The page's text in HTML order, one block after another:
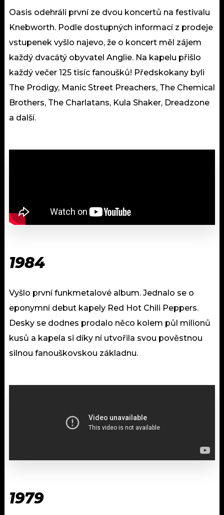
Oasis odehráli první ze dvou koncertů na festivalu
Knebworth. Podle dostupných informací z prodeje
vstupenek vyšlo najevo, že o koncert měl zájem
každý dvacátý obyvatel Anglie. Na kapelu přišlo
každý večer 125 tisíc fanoušků! Předskokany byli
The Prodigy, Manic Street Preachers, The Chemical
Brothers, The Charlatans, Kula Shaker, Dreadzone
a další.
1984
Vyšlo první funkmetalové album. Jednalo se o
eponymní debut kapely Red Hot Chili Peppers.
Desky se dodnes prodalo něco kolem půl milionů
kusů a kapela si díky ní utvořila svou pověstnou
silnou fanouškovskou základnu.
1979